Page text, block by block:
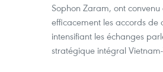
Sophon Zaram, ont
efficacement les accords de
intensifiant les échanges
stratégique intégral